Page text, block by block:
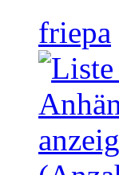
friepa